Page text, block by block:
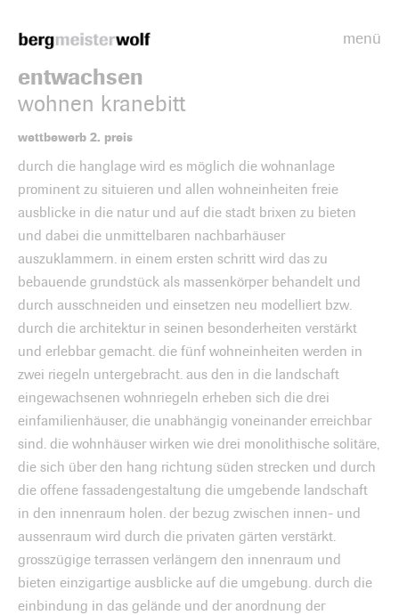
menü
entwachsen
wohnen kranebitt
wettbewerb 2. preis
durch die hanglage wird es möglich die wohnanlage
prominent zu situieren und allen wohneinheiten freie
ausblicke in die natur und auf die stadt brixen zu bieten
und dabei die unmittelbaren nachbarhäuser
auszuklammern. in einem ersten schritt wird das zu
bebauende grundstück als massenkörper behandelt und
durch ausschneiden und einsetzen neu modelliert bzw.
durch die architektur in seinen besonderheiten verstärkt
und erlebbar gemacht. die fünf wohneinheiten werden in
zwei riegeln untergebracht. aus den in die landschaft
eingewachsenen wohnriegeln erheben sich die drei
einfamilienhäuser, die unabhängig voneinander erreichbar
sind. die wohnhäuser wirken wie drei monolithische solitäre,
die sich über den hang richtung süden strecken und durch
die offene fassadengestaltung die umgebende landschaft
in den innenraum holen. der bezug zwischen innen- und
aussenraum wird durch die privaten gärten verstärkt.
grosszügige terrassen verlängern den innenraum und
bieten einzigartige ausblicke auf die umgebung. durch die
einbindung in das gelände und der anordnung der